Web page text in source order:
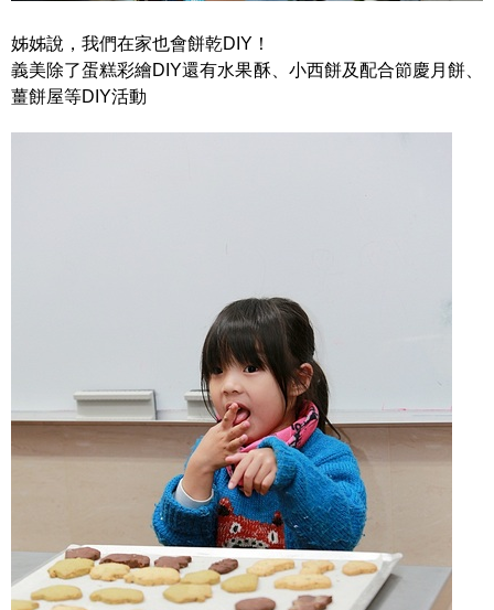
姊姊說，我們在家也會餅乾DIY！
義美除了蛋糕彩繪DIY還有水果酥、小西餅及配合節慶月餅、
薑餅屋等DIY活動